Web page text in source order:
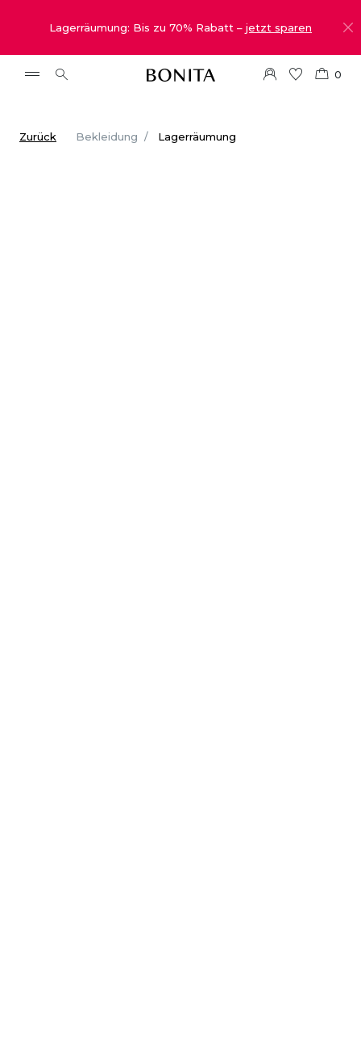
Lagerräumung: Bis zu 70% Rabatt – jetzt sparen
0
Zurück Bekleidung Lagerräumung